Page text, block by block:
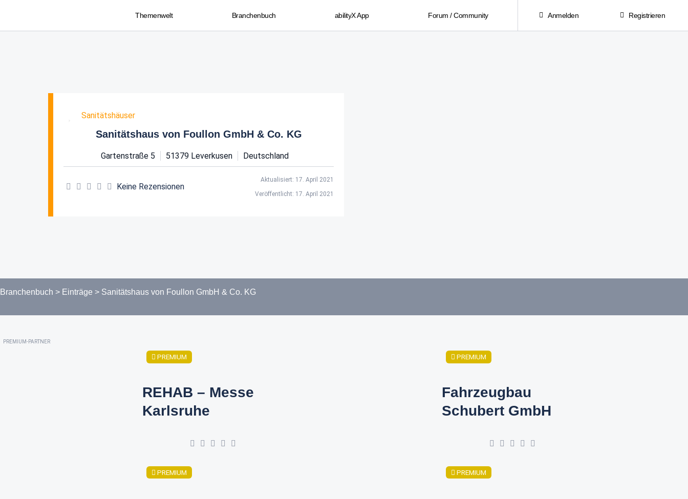
Themenwelt Branchenbuch abilityX App Forum / Community Anmelden Registrieren
Favorit
Sanitätshäuser
Sanitätshaus von Foullon GmbH & Co. KG
Gartenstraße 5 51379 Leverkusen Deutschland
Keine Rezensionen
Aktualisiert: 17. April 2021
Veröffentlicht: 17. April 2021
Branchenbuch > Einträge > Sanitätshaus von Foullon GmbH & Co. KG
PREMIUM-PARTNER
PREMIUM
REHAB – Messe
Karlsruhe
PREMIUM
Fahrzeugbau
Schubert GmbH
PREMIUM PREMIUM